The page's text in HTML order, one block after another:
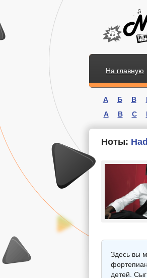
На главную
А Б В
A
B C
Ноты:
Здесь вы
детей.